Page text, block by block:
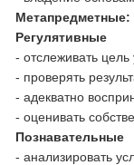
Метапредметные:
Регулятивные
- отслеживать
- проверять
- адекватно
- оценивать
Познавательные
- анализировать